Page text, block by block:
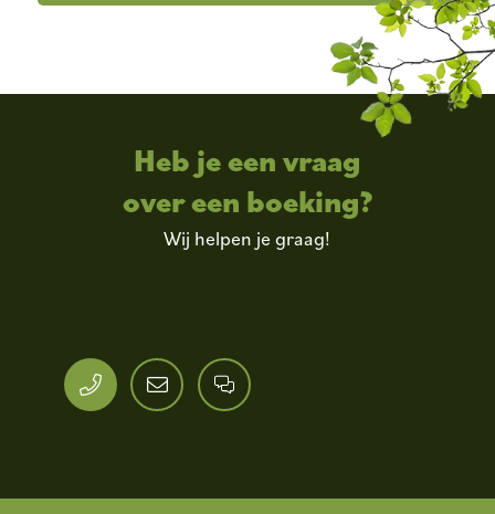
Heb je een vraag
over een boeking?
Wij helpen je graag!